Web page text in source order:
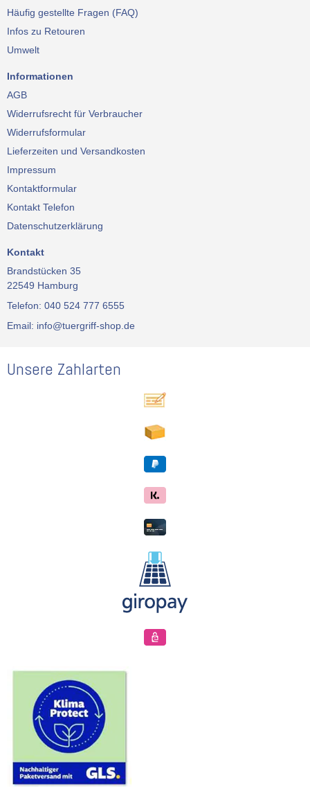
Häufig gestellte Fragen (FAQ)
Infos zu Retouren
Umwelt
Informationen
AGB
Widerrufsrecht für Verbraucher
Widerrufsformular
Lieferzeiten und Versandkosten
Impressum
Kontaktformular
Kontakt Telefon
Datenschutzerklärung
Kontakt
Brandstücken 35
22549 Hamburg
Telefon: 040 524 777 6555
Email: info@tuergriff-shop.de
Unsere Zahlarten